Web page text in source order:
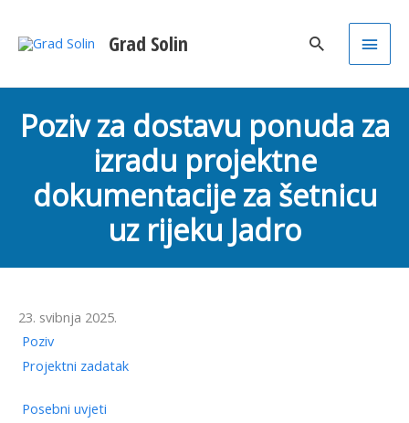
Grad Solin
Main
Poziv za dostavu ponuda za
izradu projektne
dokumentacije za šetnicu
uz rijeku Jadro
23. svibnja 2025.
Poziv
Projektni zadatak
Posebni uvjeti